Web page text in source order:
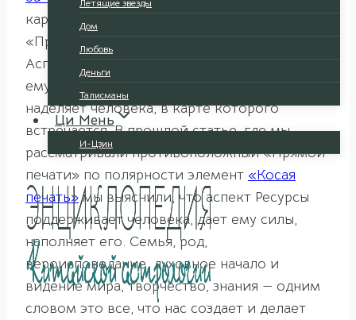
Летящие звезды
Дом
Любовь
Деньги
Талисманы
Ци Мень
И-Цзин
карте является элемент под названием
«Прямая печать» или «Правильная печать».
Аспект, к которому он относится, задает
ему определенные свойства, которыми он
наделяет человека, в карте которого
встречается. В прошлой статье, где мы
рассматривали противоположный «Прямой
печати» по полярности элемент «Косая
печать»мы выяснили, что аспект Ресурсы
поддерживает человека, дает ему силы,
наполняет его. Семья, род,
вероисповедание, духовное начало и
видение мира, творчество, знания — одним
словом это все, что нас создает и делает